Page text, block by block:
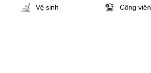
Vệ sinh Công viên